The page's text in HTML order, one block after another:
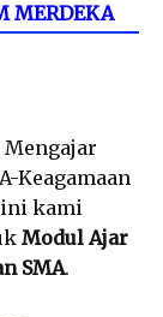
MERDEKA
Keagamaan
ini kami
Modul Ajar
SMA.